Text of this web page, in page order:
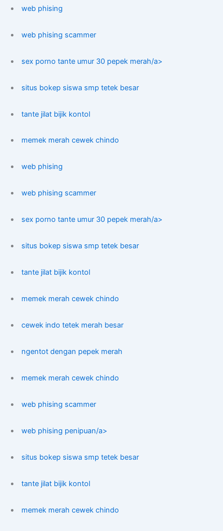
web phising
web phising scammer
sex porno tante umur 30 pepek merah/a>
situs bokep siswa smp tetek besar
tante jilat bijik kontol
memek merah cewek chindo
web phising
web phising scammer
sex porno tante umur 30 pepek merah/a>
situs bokep siswa smp tetek besar
tante jilat bijik kontol
memek merah cewek chindo
cewek indo tetek merah besar
ngentot dengan pepek merah
memek merah cewek chindo
web phising scammer
web phising penipuan/a>
situs bokep siswa smp tetek besar
tante jilat bijik kontol
memek merah cewek chindo